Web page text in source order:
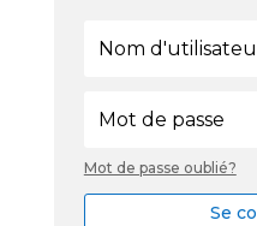
Mot de passe oublié?
Se